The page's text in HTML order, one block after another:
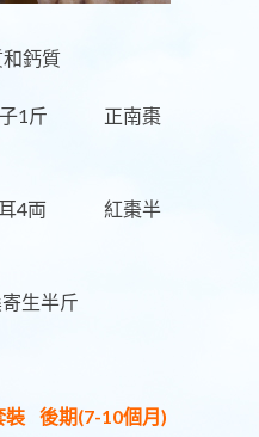
鈣質
子1斤 正南棗
両 紅棗半
半斤
裝 後期(7-10個月)